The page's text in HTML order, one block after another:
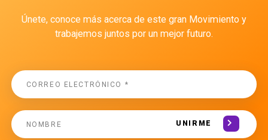
Únete, conoce más acerca de este gran Movimiento y
trabajemos juntos por un mejor futuro.
UNIRME